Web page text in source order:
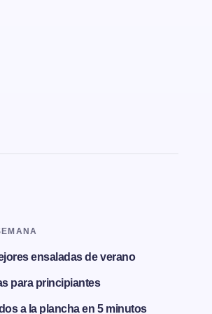
ensaladas de verano
para principiantes
a la plancha en 5 minutos